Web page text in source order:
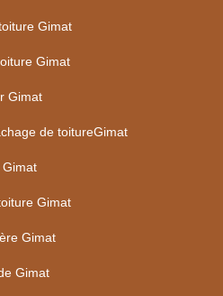
Gimat
Gimat
Gimat
de toitureGimat
Gimat
Gimat
Gimat